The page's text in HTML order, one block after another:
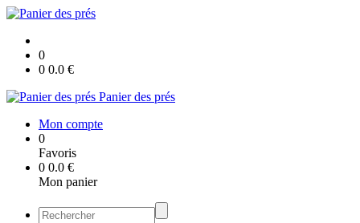
0
0 0.0 €
Panier des prés
Mon compte
0
Favoris
0 0.0 €
Mon panier